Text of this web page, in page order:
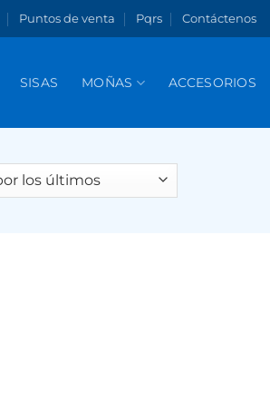
Puntos de venta Pqrs Contáctenos
SISAS MOÑAS ACCESORIOS